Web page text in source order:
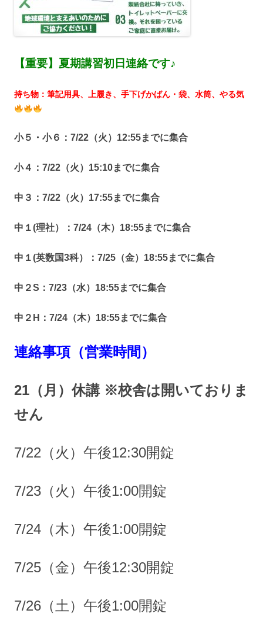
【重要】夏期講習初日連絡です♪
持ち物：筆記用具、上履き、手下げかばん・袋、水筒、やる気
小５・小６：7/22（火）12:55までに集合
小４：7/22（火）15:10までに集合
中３：7/22（火）17:55までに集合
中１(理社）：7/24（木）18:55までに集合
中１(英数国3科）：7/25（金）18:55までに集合
中２S：7/23（水）18:55までに集合
中２H：7/24（木）18:55までに集合
連絡事項（営業時間）
21（月）休講 ※校舎は開いておりま
せん
7/22（火）午後12:30開錠
7/23（火）午後1:00開錠
7/24（木）午後1:00開錠
7/25（金）午後12:30開錠
7/26（土）午後1:00開錠